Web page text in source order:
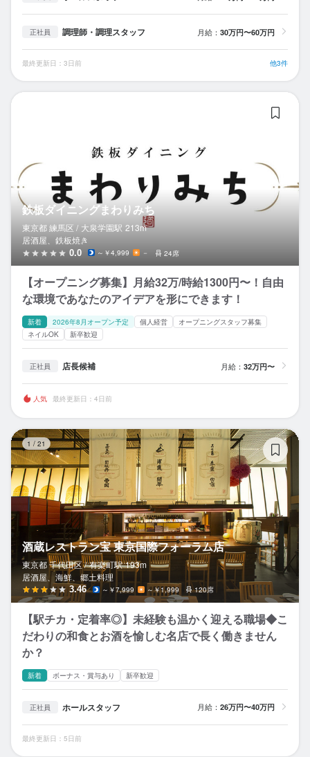
正社員 調理師・調理スタッフ 月給： 30万円〜60万円
最終更新日：3日前 他3件
鉄板ダイニングまわりみち
東京都 練馬区 / 大泉学園駅 213m
居酒屋、鉄板焼き
0.0 ～￥4,999 － 24席
【オープニング募集】月給32万/時給1300円〜！自由
な環境であなたのアイデアを形にできます！
新着 2026年8月オープン予定 個人経営
オープニングスタッフ募集
ネイルOK
新卒歓迎
正社員 店長候補 月給： 32万円〜
人気 最終更新日：4日前
1 / 21
酒蔵レストラン宝 東京国際フォーラム店
東京都 千代田区 / 有楽町駅 193m
居酒屋、海鮮、郷土料理
3.46 ～￥7,999 ～￥1,999 120席
【駅チカ・定着率◎】未経験も温かく迎える職場◆こ
だわりの和食とお酒を愉しむ名店で長く働きません
か？
新着 ボーナス・賞与あり 新卒歓迎
正社員 ホールスタッフ 月給： 26万円〜40万円
最終更新日：5日前